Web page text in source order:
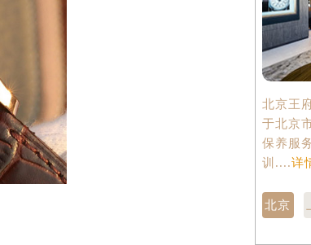
北京王
于北京
保养服
训....详
北京